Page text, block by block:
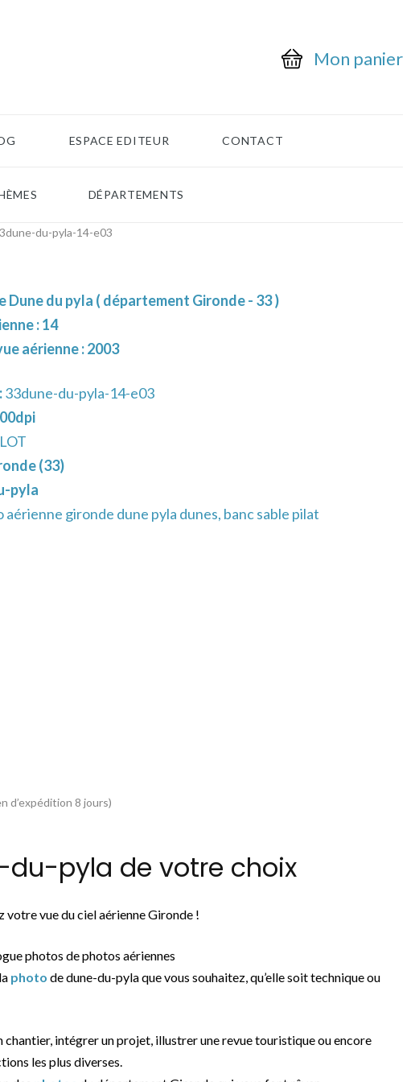
Mon panier
ESPACE EDITEUR CONTACT
DÉPARTEMENTS
du-pyla-14-e03
Dune du pyla ( département Gironde - 33 )
: 14
aérienne : 2003
33dune-du-pyla-14-e03
(33)
pyla
aérienne gironde dune pyla dunes, banc sable pilat
d’expédition 8 jours)
pyla de votre choix
votre vue du ciel aérienne Gironde !
photos de photos aériennes
photo de dune-du-pyla que vous souhaitez, qu’elle soit technique ou
chantier, intégrer un projet, illustrer une revue touristique ou encore
les plus diverses.